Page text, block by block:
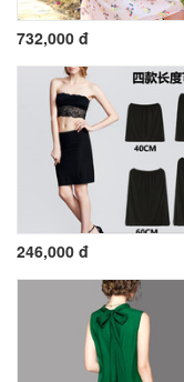
732,000 đ
246,000 đ